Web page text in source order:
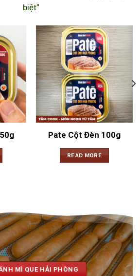
biệt”
Pate Cột Đèn 100g
READ MORE
MÌ QUE HẢI PHÒNG